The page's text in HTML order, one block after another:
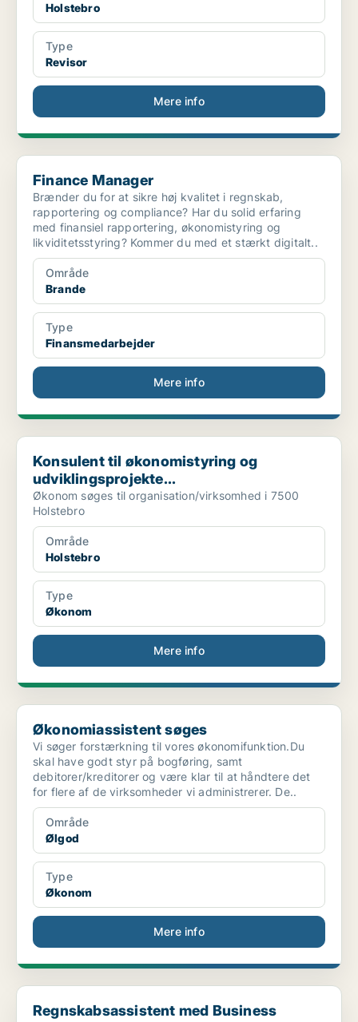
Holstebro
Type
Revisor
Mere info
Finance Manager
Finance Manager
Brænder du for at sikre høj kvalitet i regnskab,
rapportering og compliance? Har du solid erfaring
med finansiel rapportering, økonomistyring og
likviditetsstyring? Kommer du med et stærkt digitalt..
Område
Brande
Type
Finansmedarbejder
Mere info
Konsulent til økonomistyring og udviklingsprojekte...
Konsulent til økonomistyring og
udviklingsprojekte...
Økonom søges til organisation/virksomhed i 7500
Holstebro
Område
Holstebro
Type
Økonom
Mere info
Økonomiassistent søges
Økonomiassistent søges
Vi søger forstærkning til vores økonomifunktion.Du
skal have godt styr på bogføring, samt
debitorer/kreditorer og være klar til at håndtere det
for flere af de virksomheder vi administrerer. De..
Område
Ølgod
Type
Økonom
Mere info
Regnskabsassistent med Business Central-erfaring s...
Regnskabsassistent med Business